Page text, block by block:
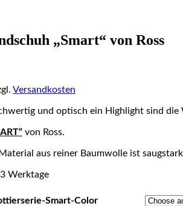
„Smart“ von Ross
Versandkosten
und optisch ein Highlight sind die
von Ross.
aus reiner Baumwolle ist
Werktage
Smart-Color